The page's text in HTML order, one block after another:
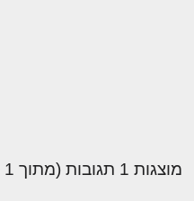
מוצגות 1 תגובות (מתוך 1 סה״כ)